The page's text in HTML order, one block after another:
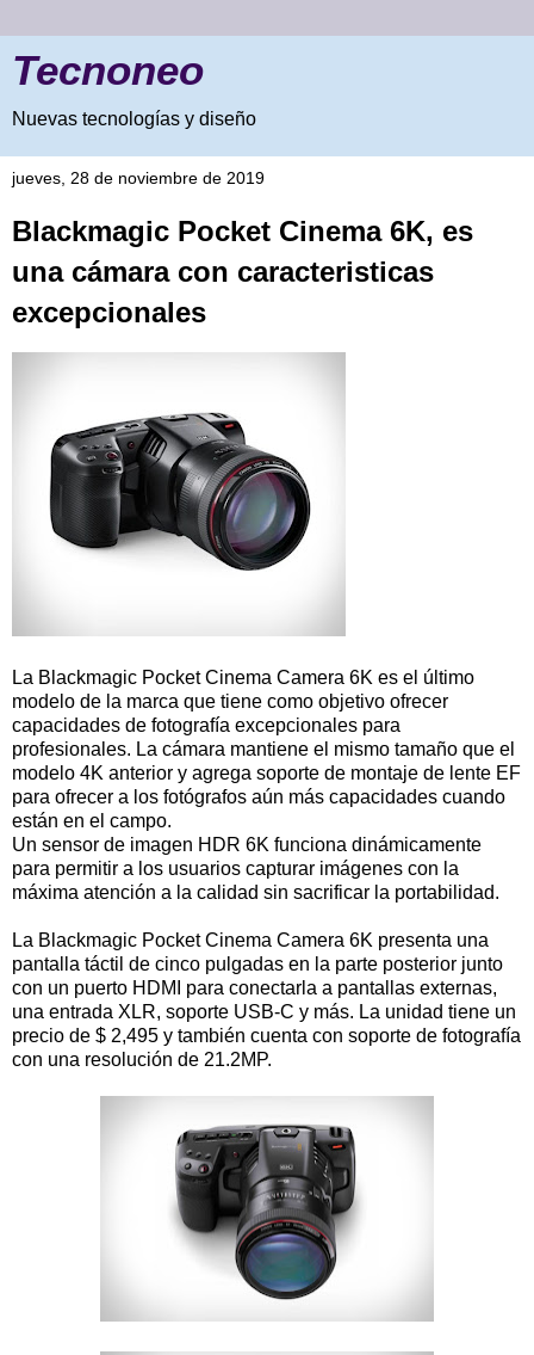
Tecnoneo
Nuevas tecnologías y diseño
jueves, 28 de noviembre de 2019
Blackmagic Pocket Cinema 6K, es
una cámara con caracteristicas
excepcionales
La Blackmagic Pocket Cinema Camera 6K es el último
modelo de la marca que tiene como objetivo ofrecer
capacidades de fotografía excepcionales para
profesionales. La cámara mantiene el mismo tamaño que el
modelo 4K anterior y agrega soporte de montaje de lente EF
para ofrecer a los fotógrafos aún más capacidades cuando
están en el campo.
Un sensor de imagen HDR 6K funciona dinámicamente
para permitir a los usuarios capturar imágenes con la
máxima atención a la calidad sin sacrificar la portabilidad.
La Blackmagic Pocket Cinema Camera 6K presenta una
pantalla táctil de cinco pulgadas en la parte posterior junto
con un puerto HDMI para conectarla a pantallas externas,
una entrada XLR, soporte USB-C y más. La unidad tiene un
precio de $ 2,495 y también cuenta con soporte de fotografía
con una resolución de 21.2MP.